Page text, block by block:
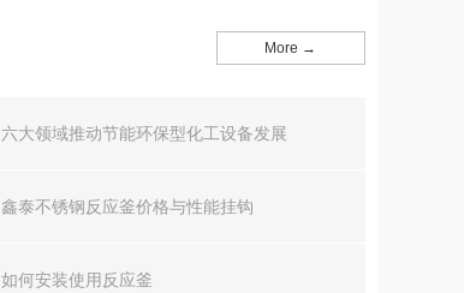
More →
六大领域推动节能环保型化工设备发展
鑫泰不锈钢反应釜价格与性能挂钩
如何安装使用反应釜